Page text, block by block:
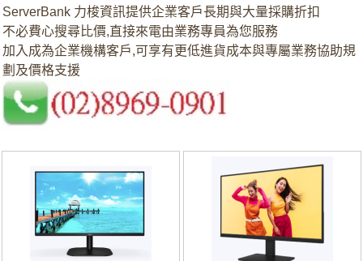
ServerBank 力梭資訊提供企業客戶長期與大量採購折扣
不必費心搜尋比價,直接來電由業務專員為您服務
加入成為企業機構客戶,可享有更低進貨成本與專屬業務協助規
劃及價格支援